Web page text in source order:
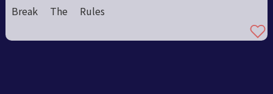
Break The Rules